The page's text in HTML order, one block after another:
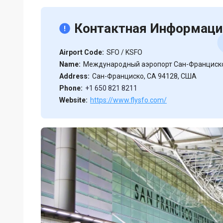
Контактная
Airport Code: SFO / KSFO
Name: Международный аэропорт Сан-
Address: Сан-Франциско, CA 94128, США
Phone: +1 650 821 8211
Website: https://www.flysfo.com/